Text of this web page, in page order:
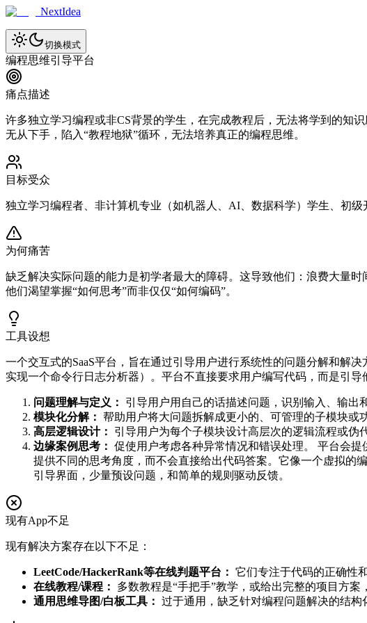
NextIdea
切换模式
编程思维引导平台
痛点描述
许多独立学习编程或非CS背景的学生，在完成教程后，无法将学到的知
无从下手，陷入“教程地狱”循环，无法培养真正的编程思维。
目标受众
独立学习编程者、非计算机专业（如机器人、AI、数据科学）学生、初
为何痛苦
缺乏解决实际问题的能力是初学者最大的障碍。这导致他们：浪费大量
他们渴望掌握“如何思考”而非仅仅“如何编码”。
工具设想
一个交互式的SaaS平台，旨在通过引导用户进行系统性的问题分解和解
实现一个命令行日志分析器）。平台不直接要求用户编写代码，而是引导
问题理解与定义：
引导用户用自己的话描述问题，识别输入、输出
模块化分解： 帮助用户将大问题拆解成更小的、可管理的子模块或
高层逻辑设计：
引导用户为每个子模块设计高层次的逻辑流程或伪
边缘案例思考： 促使用户考虑各种异常情况和错误处理。 平台会
提供不同的思考角度，而不会直接给出代码答案。它像一个虚拟的
引导界面，少量预设问题，和简单的规则驱动反馈。
现有App不足
现有解决方案存在以下不足：
LeetCode/HackerRank等在线判题平台： 它们专注于代码的正确性
在线教程/课程：
多数教程是“手把手”教学，或给出完整的项目方案
通用思维导图/白板工具： 过于通用，缺乏针对编程问题解决的结构